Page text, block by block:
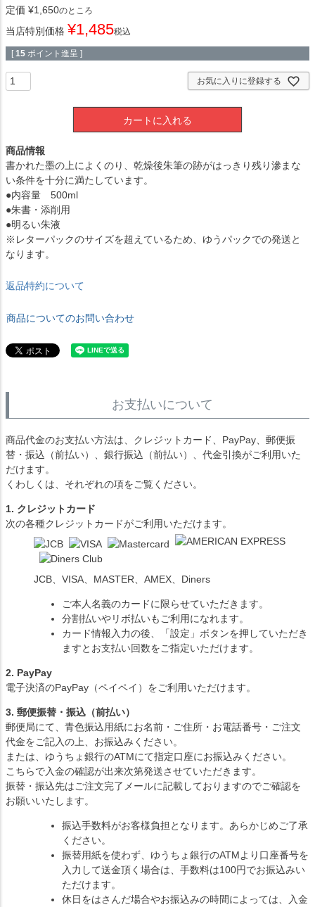
定価 ¥1,650のところ
当店特別価格 ¥1,485税込
[ 15 ポイント進呈 ]
お気に入りに登録する
カートに入れる
商品情報
書かれた墨の上によくのり、乾燥後朱筆の跡がはっきり残り滲まな
い条件を十分に満たしています。
●内容量 500ml
●朱書・添削用
●明るい朱液
※レターパックのサイズを超えているため、ゆうパックでの発送と
なります。
返品特約について
商品についてのお問い合わせ
お支払いについて
商品代金のお支払い方法は、クレジットカード、PayPay、郵便振
替・振込（前払い）、銀行振込（前払い）、代金引換がご利用いた
だけます。
くわしくは、それぞれの項をご覧ください。
1. クレジットカード
次の各種クレジットカードがご利用いただけます。
JCB、VISA、MASTER、AMEX、Diners
ご本人名義のカードに限らせていただきます。
分割払いやリボ払いもご利用になれます。
カード情報入力の後、「設定」ボタンを押していただき
ますとお支払い回数をご指定いただけます。
2. PayPay
電子決済のPayPay（ペイペイ）をご利用いただけます。
3. 郵便振替・振込（前払い）
郵便局にて、青色振込用紙にお名前・ご住所・お電話番号・ご注文
代金をご記入の上、お振込みください。
または、ゆうちょ銀行のATMにて指定口座にお振込みください。
こちらで入金の確認が出来次第発送させていただきます。
振替・振込先はご注文完了メールに記載しておりますのでご確認を
お願いいたします。
振込手数料がお客様負担となります。あらかじめご了承
ください。
振替用紙を使わず、ゆうちょ銀行のATMより口座番号を
入力して送金頂く場合は、手数料は100円でお振込みい
ただけます。
休日をはさんだ場合やお振込みの時間によっては、入金